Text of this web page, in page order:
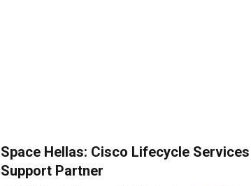
Space Hellas: Cisco Lifecycle Services
Support Partner